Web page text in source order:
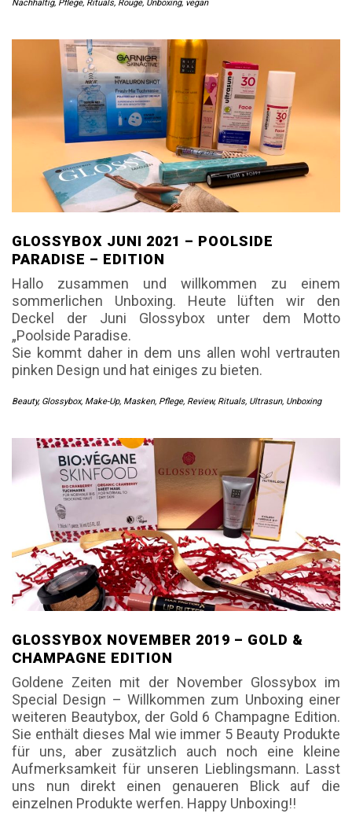
Nachhaltig, Pflege, Rituals, Rouge, Unboxing, vegan
GLOSSYBOX JUNI 2021 – POOLSIDE
PARADISE – EDITION
Hallo zusammen und willkommen zu einem
sommerlichen Unboxing. Heute lüften wir den
Deckel der Juni Glossybox unter dem Motto
„Poolside Paradise.
Sie kommt daher in dem uns allen wohl vertrauten
pinken Design und hat einiges zu bieten.
Beauty, Glossybox, Make-Up, Masken, Pflege, Review, Rituals, Ultrasun, Unboxing
GLOSSYBOX NOVEMBER 2019 – GOLD &
CHAMPAGNE EDITION
Goldene Zeiten mit der November Glossybox im
Special Design – Willkommen zum Unboxing einer
weiteren Beautybox, der Gold 6 Champagne Edition.
Sie enthält dieses Mal wie immer 5 Beauty Produkte
für uns, aber zusätzlich auch noch eine kleine
Aufmerksamkeit für unseren Lieblingsmann. Lasst
uns nun direkt einen genaueren Blick auf die
einzelnen Produkte werfen. Happy Unboxing!!